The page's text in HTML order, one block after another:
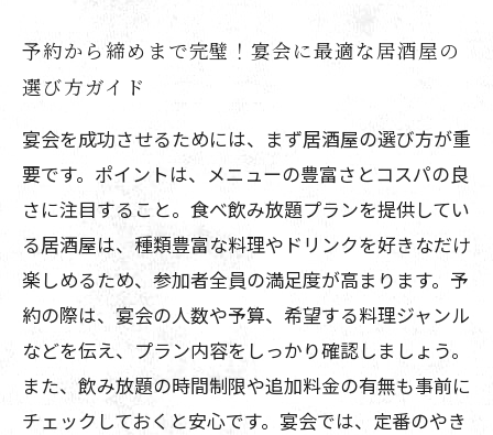
予約から締めまで完璧！宴会に最適な居酒屋の
選び方ガイド
宴会を成功させるためには、まず居酒屋の選び方が重
要です。ポイントは、メニューの豊富さとコスパの良
さに注目すること。食べ飲み放題プランを提供してい
る居酒屋は、種類豊富な料理やドリンクを好きなだけ
楽しめるため、参加者全員の満足度が高まります。予
約の際は、宴会の人数や予算、希望する料理ジャンル
などを伝え、プラン内容をしっかり確認しましょう。
また、飲み放題の時間制限や追加料金の有無も事前に
チェックしておくと安心です。宴会では、定番のやき